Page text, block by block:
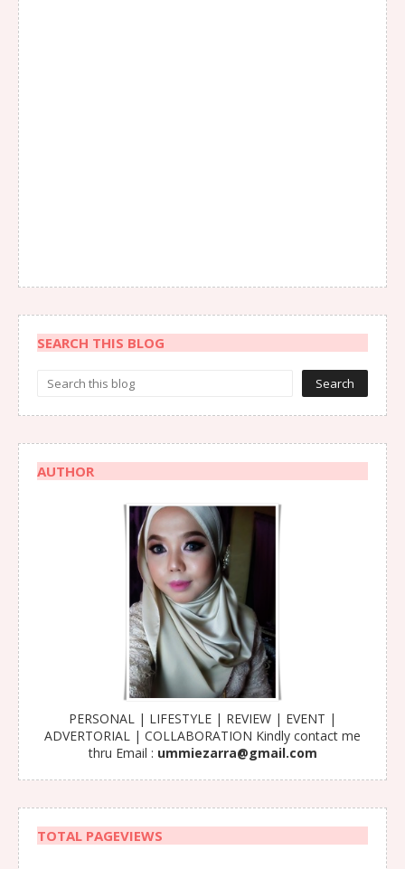
SEARCH THIS BLOG
AUTHOR
PERSONAL | LIFESTYLE | REVIEW | EVENT |
ADVERTORIAL | COLLABORATION Kindly contact me
thru Email : ummiezarra@gmail.com
TOTAL PAGEVIEWS